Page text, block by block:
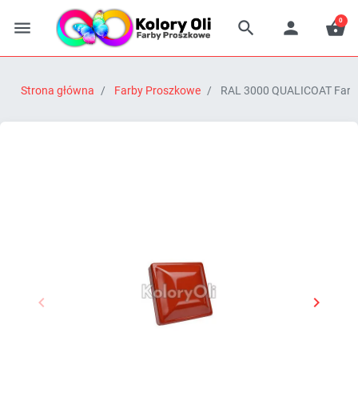
   
0
Strona główna Farby Proszkowe RAL 3000 QUALICOAT
Poprzedni
 